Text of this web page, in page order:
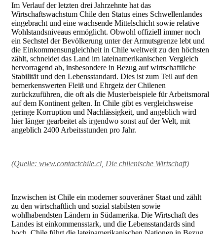
Im Verlauf der letzten drei Jahrzehnte hat das
Wirtschaftswachstum Chile den Status eines Schwellenlandes
eingebracht und eine wachsende Mittelschicht sowie relative
Wohlstandsniveaus ermöglicht. Obwohl offiziell immer noch
ein Sechstel der Bevölkerung unter der Armutsgrenze lebt und
die Einkommensungleichheit in Chile weltweit zu den höchsten
zählt, schneidet das Land im lateinamerikanischen Vergleich
hervorragend ab, insbesondere in Bezug auf wirtschaftliche
Stabilität und den Lebensstandard. Dies ist zum Teil auf den
bemerkenswerten Fleiß und Ehrgeiz der Chilenen
zurückzuführen, die oft als die Musterbeispiele für Arbeitsmoral
auf dem Kontinent gelten. In Chile gibt es vergleichsweise
geringe Korruption und Nachlässigkeit, und angeblich wird
hier länger gearbeitet als irgendwo sonst auf der Welt, mit
angeblich 2400 Arbeitsstunden pro Jahr.
(Quelle: www.contactchile.cl, Die chilenische Wirtschaft)
Inzwischen ist Chile ein moderner souveräner Staat und zählt
zu den wirtschaftlich und sozial stabilsten sowie
wohlhabendsten Ländern in Südamerika. Die Wirtschaft des
Landes ist einkommensstark, und die Lebensstandards sind